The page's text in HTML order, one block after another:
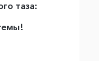
таза: